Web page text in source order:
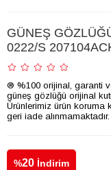
GÜNEŞ
0222/S
® %100 orijinal, garanti
güneş gözlüğü orijinal
Ürünlerimiz ürün koruma
geri iade alınmamaktadır.
%20 İndirim